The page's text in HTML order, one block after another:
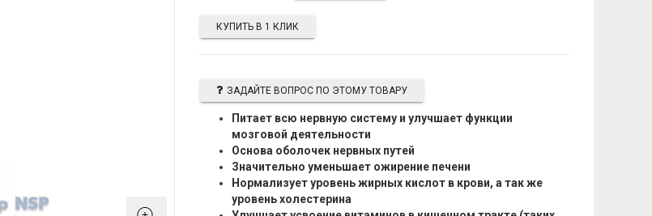
КУПИТЬ В 1 КЛИК
ЗАДАЙТЕ ВОПРОС ПО ЭТОМУ ТОВАРУ
Питает всю нервную систему и улучшает функции
мозговой деятельности
Основа оболочек нервных путей
Значительно уменьшает ожирение печени
Нормализует уровень жирных кислот в крови, а так же
уровень холестерина